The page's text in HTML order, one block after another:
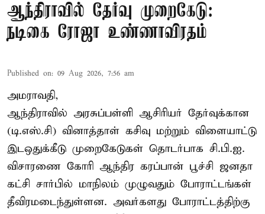
ஆந்திராவில் தேர்வு முறைகேடு:
நடிகை ரோஜா உண்ணாவிரதம்
Published on: 09 Aug 2026, 7:56 am
அமராவதி,
ஆந்திராவில் அரசுப்பள்ளி ஆசிரியர் தேர்வுக்கான
(டி.எஸ்.சி) வினாத்தாள் கசிவு மற்றும் விளையாட்டு
இடஒதுக்கீடு முறைகேடுகள் தொடர்பாக சி.பி.ஐ.
விசாரணை கோரி ஆந்திர கரப்பான் பூச்சி ஜனதா
கட்சி சார்பில் மாநிலம் முழுவதும் போராட்டங்கள்
தீவிரமடைந்துள்ளன. அவர்களது போராட்டத்திற்கு